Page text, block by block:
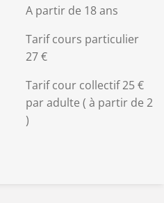
A partir de 18 ans
Tarif cours particulier
27 €
Tarif cour collectif 25 €
par adulte ( à partir de 2
)